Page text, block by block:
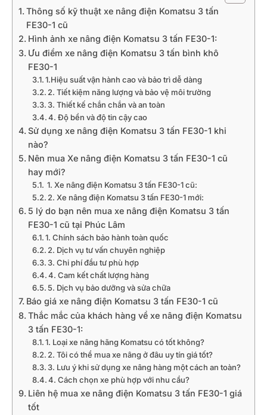
Thông số kỹ thuật xe nâng điện Komatsu 3 tấn
FE30-1 cũ
Hình ảnh xe nâng điện Komatsu 3 tấn FE30-1:
Ưu điểm xe nâng điện Komatsu 3 tấn bình khô
FE30-1
1.Hiệu suất vận hành cao và bảo trì dễ dàng
2. Tiết kiệm năng lượng và bảo vệ môi trường
3. Thiết kế chắn chắn và an toàn
4. Độ bền và độ tin cậy cao
Sử dụng xe nâng điện Komatsu 3 tấn FE30-1 khi
nào?
Nên mua Xe nâng điện Komatsu 3 tấn FE30-1 cũ
hay mới?
1. Xe nâng điện Komatsu 3 tấn FE30-1 cũ:
2. Xe nâng điện Komatsu 3 tấn FE30-1 mới:
5 lý do bạn nên mua xe nâng điện Komatsu 3 tấn
FE30-1 cũ tại Phúc Lâm
1. Chính sách bảo hành toàn quốc
2. Dịch vụ tư vấn chuyên nghiệp
3. Chi phí đầu tư phù hợp
4. Cam kết chất lượng hàng
5. Dịch vụ bảo dưỡng và sửa chữa
Báo giá xe nâng điện Komatsu 3 tấn FE30-1 cũ
Thắc mắc của khách hàng về xe nâng điện Komatsu
3 tấn FE30-1:
1. Loại xe nâng hãng Komatsu có tốt không?
2. Tôi có thể mua xe nâng ở đâu uy tín giá tốt?
3. Lưu ý khi sử dụng xe nâng hàng một cách an toàn?
4. Cách chọn xe phù hợp với nhu cầu?
Liên hệ mua xe nâng điện Komatsu 3 tấn FE30-1 giá
tốt